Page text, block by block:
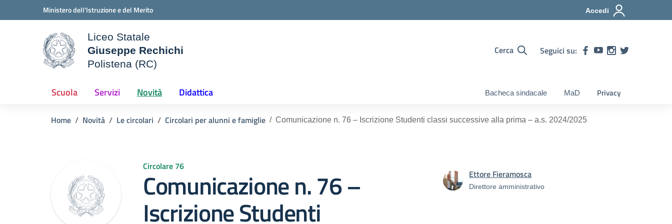
Ministero dell'Istruzione e del Merito Accedi
della scuola
Liceo Statale
Giuseppe Rechichi
Polistena (RC)
Cerca Seguici su:
Scuola Servizi Novità Didattica Bacheca sindacale MaD Privacy
Home Novità Le circolari Circolari per alunni e famiglie Comunicazione n. 76 – Iscrizione Studenti classi successive alla prima – a.s. 2024/2025
Circolare 76
Comunicazione n. 76 –
Iscrizione Studenti
Ettore Fieramosca
Direttore amministrativo